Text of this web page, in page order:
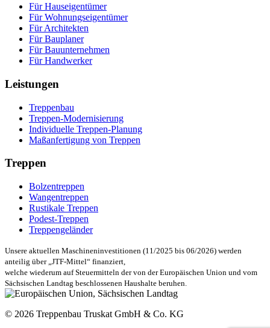
Für Hauseigentümer
Für Wohnungseigentümer
Für Architekten
Für Bauplaner
Für Bauunternehmen
Für Handwerker
Leistungen
Treppenbau
Treppen-Modernisierung
Individuelle Treppen-Planung
Maßanfertigung von Treppen
Treppen
Bolzentreppen
Wangentreppen
Rustikale Treppen
Podest-Treppen
Treppengeländer
Unsere aktuellen Maschineninvestitionen (11/2025 bis 06/2026) werden
anteilig über „JTF-Mittel“ finanziert,
welche wiederum auf Steuermitteln der von der Europäischen Union und vom
Sächsischen Landtag beschlossenen Haushalte beruhen.
© 2026 Treppenbau Truskat GmbH & Co. KG